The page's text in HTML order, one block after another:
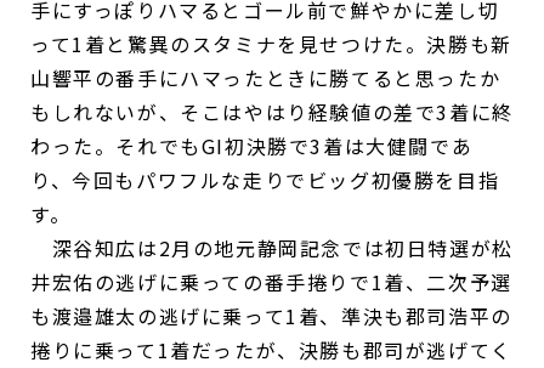
手にすっぽりハマるとゴール前で鮮やかに差し切
って1着と驚異のスタミナを見せつけた。決勝も新
山響平の番手にハマったときに勝てると思ったか
もしれないが、そこはやはり経験値の差で3着に終
わった。それでもGI初決勝で3着は大健闘であ
り、今回もパワフルな走りでビッグ初優勝を目指
す。
深谷知広は2月の地元静岡記念では初日特選が松
井宏佑の逃げに乗っての番手捲りで1着、二次予選
も渡邉雄太の逃げに乗って1着、準決も郡司浩平の
捲りに乗って1着だったが、決勝も郡司が逃げてく